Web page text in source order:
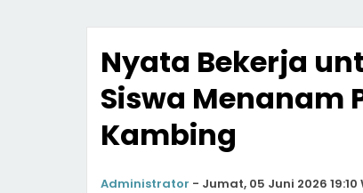
Nyata Bekerja
Siswa Menanam
Kambing
Administrator - Jumat, 05 Juni 2026 19:10